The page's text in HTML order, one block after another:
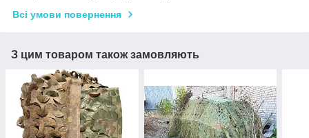
Всі умови повернення
З цим товаром також замовляють